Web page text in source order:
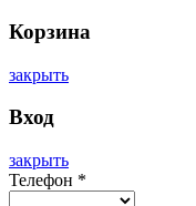
Корзина
закрыть
Вход
закрыть
Телефон *